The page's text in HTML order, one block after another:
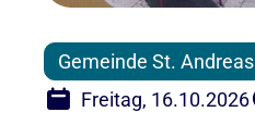
Gemeinde St. Andreas
Freitag, 16.10.2026